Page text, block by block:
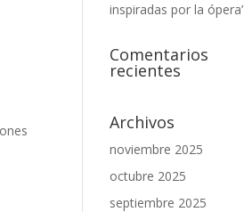
inspiradas por la ópera’
Comentarios
recientes
Archivos
noviembre 2025
octubre 2025
septiembre 2025